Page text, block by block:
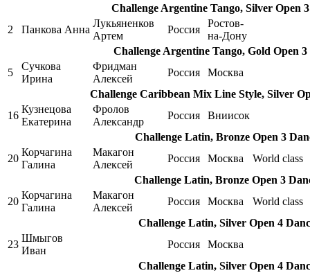
Challenge Argentine Tango, Silver Open
2
Панкова Анна
Лукьяненков
Артем
Россия
Ростов-
на-Дону
Challenge Argentine Tango, Gold Open 3
5
Сучкова
Ирина
Фридман
Алексей
Россия
Москва
Challenge Caribbean Mix Line Style, Silver
16
Кузнецова
Екатерина
Фролов
Александр
Россия
Вниисок
Challenge Latin, Bronze Open 3
20
Корчагина
Галина
Макагон
Алексей
Россия Москва
World class
Challenge Latin, Bronze Open 3
20
Корчагина
Галина
Макагон
Алексей
Россия Москва
World class
Challenge Latin, Silver Open 4
23
Шмыгов
Иван
Россия
Москва
Challenge Latin, Silver Open 4